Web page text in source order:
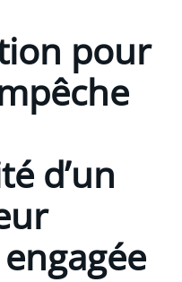
pour
d’un